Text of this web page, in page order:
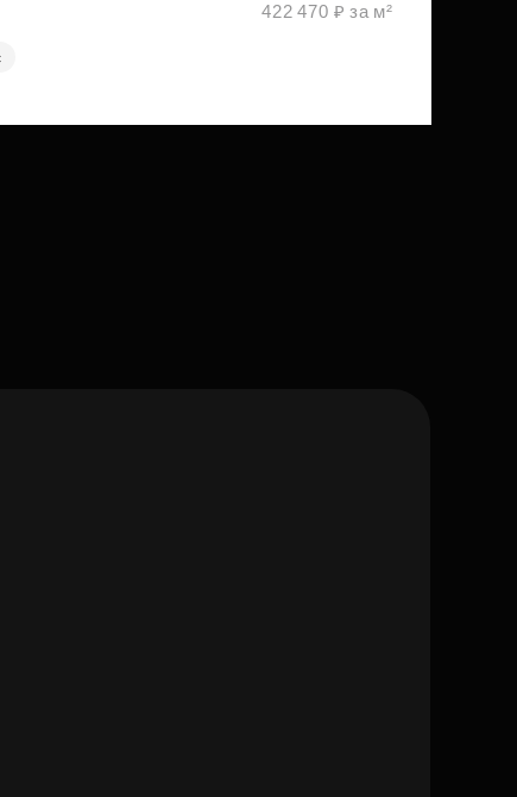
422 470 ₽ за м²